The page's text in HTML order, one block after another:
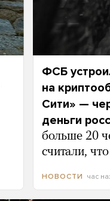
ФСБ
на
Сити» —
деньги
больше 20
считали,
НОВОСТИ час